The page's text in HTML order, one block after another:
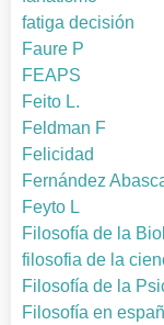
fatiga decisión
Faure P
FEAPS
Feito L.
Feldman F
Felicidad
Fernández
Feyto L
Filosofía de la
filosofia de la
Filosofía de la
Filosofía en